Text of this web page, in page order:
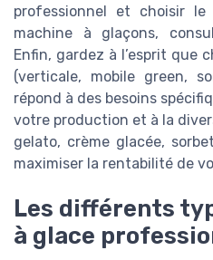
professionnel et choisir
machine à glaçons,
Enfin, gardez à l’esprit que
(verticale, mobile green,
répond à des besoins
votre production et à la
gelato, crème glacée,
maximiser la rentabilité de
Les différents
à glace